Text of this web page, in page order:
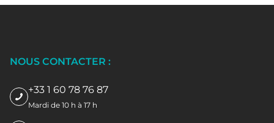
NOUS CONTACTER :
+33 1 60 78 76 87
Mardi de 10 h à 17 h